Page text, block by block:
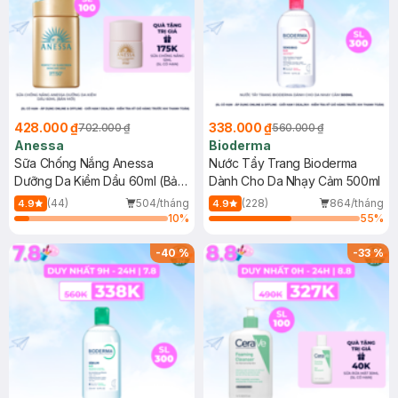
428.000 ₫702.000 ₫
Anessa
Sữa Chống Nắng Anessa
Dưỡng Da Kiềm Dầu 60ml (Bản
Mới)
4.9 (44)
504/tháng
10%
338.000 ₫560.000 ₫
Bioderma
Nước Tẩy Trang Bioderma
Dành Cho Da Nhạy Cảm 500ml
4.9 (228)
864/tháng
55%
-40% -33%